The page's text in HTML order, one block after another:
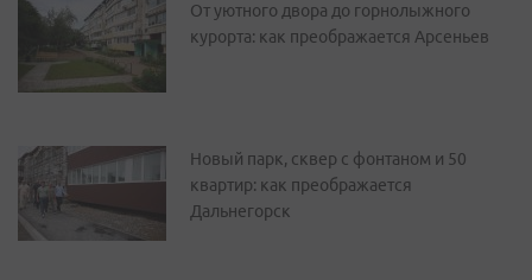
От уютного двора до горнолыжного
курорта: как преображается Арсеньев
Новый парк, сквер с фонтаном и 50
квартир: как преображается
Дальнегорск